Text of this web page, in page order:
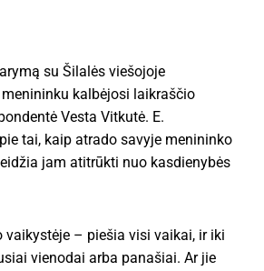
su Šilalės viešojoje
kalbėjosi laikraščio
Vesta Vitkutė. E.
tai, kaip atrado savyje menininko
jam atitrūkti nuo kasdienybės
vaikystėje – piešia visi vaikai, ir iki
vienodai arba panašiai. Ar jie